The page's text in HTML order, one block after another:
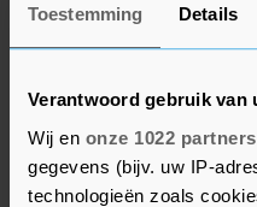
Toestemming Details
Verantwoord gebruik van
Wij en onze 1022 partners
gegevens (bijv. uw IP-
technologieën zoals